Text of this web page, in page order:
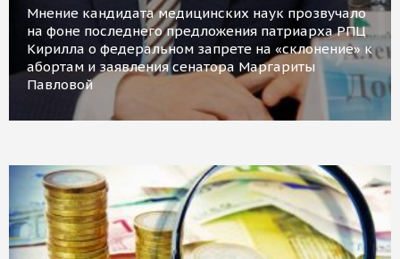
Мнение кандидата медицинских наук прозвучало
на фоне последнего предложения патриарха РПЦ
Кирилла о федеральном запрете на «склонение» к
абортам и заявления сенатора Маргариты
Павловой